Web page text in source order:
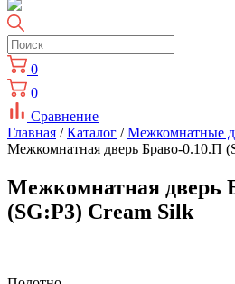
0
0
Сравнение
Главная /Каталог /Межкомнатные
Межкомнатная дверь Браво-0.10.П
Межкомнатная дверь
(SG:P3) Cream Silk